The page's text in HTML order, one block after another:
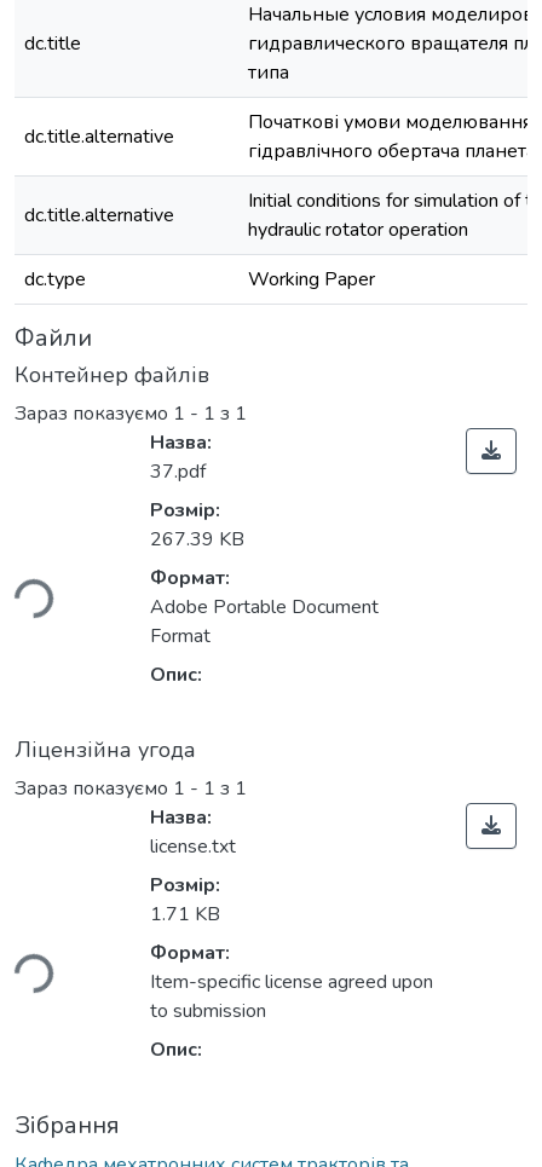
dc.title
Начальные условия
гидравлического вращателя
типа
dc.title.alternative
Початкові умови моделювання
гідравлічного обертача
dc.title.alternative
Initial conditions for simulation of
hydraulic rotator operation
dc.type
Working Paper
Файли
Контейнер файлів
Зараз показуємо 1 - 1 з 1
Назва:
37.pdf
Розмір:
267.39 KB
Формат:
Adobe Portable Document
Format
Опис:
Ліцензійна угода
Зараз показуємо 1 - 1 з 1
Назва:
license.txt
Розмір:
1.71 KB
Формат:
Item-specific license agreed upon
to submission
Опис:
Зібрання